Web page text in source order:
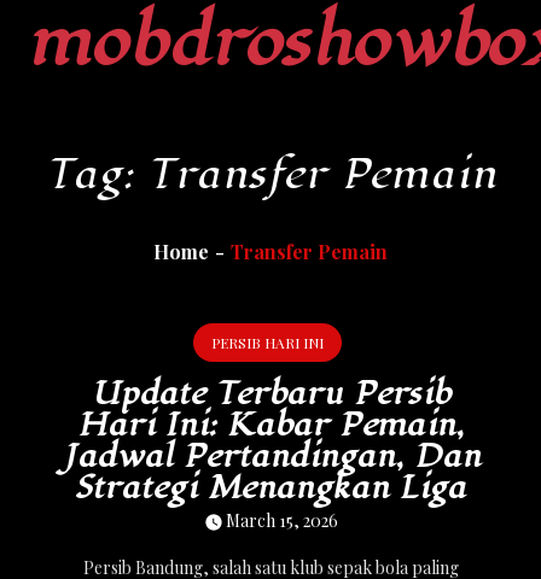
Tag: Transfer Pemain
Home Transfer Pemain
PERSIB HARI INI
Update Terbaru Persib
Hari Ini: Kabar Pemain,
Jadwal Pertandingan, Dan
Strategi Menangkan Liga
March 15, 2026
Persib Bandung, salah satu klub sepak bola paling